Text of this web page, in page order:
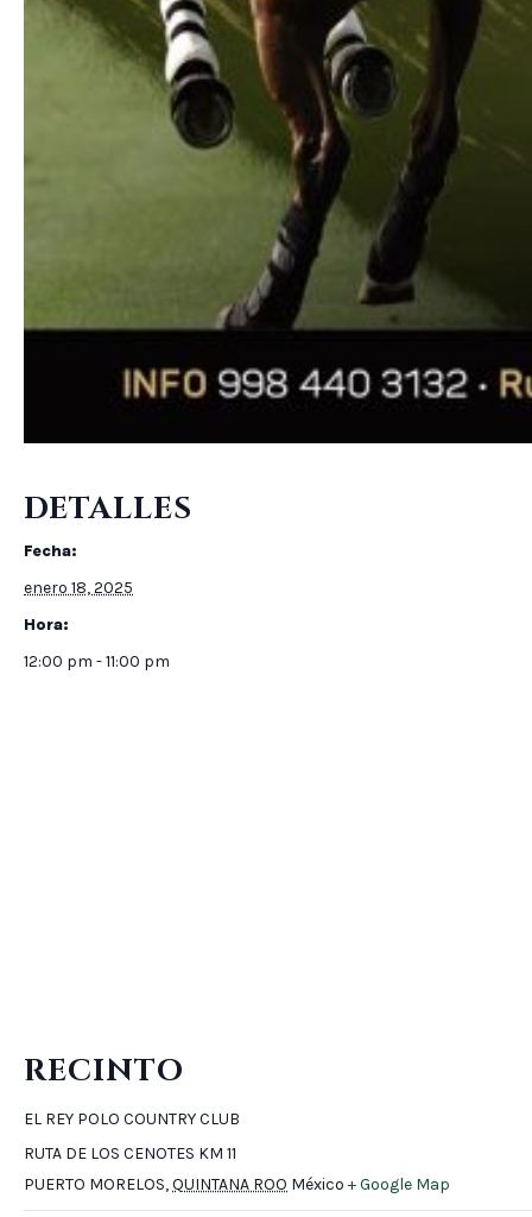
DETALLES
Fecha:
enero 18, 2025
Hora:
12:00 pm - 11:00 pm
RECINTO
EL REY POLO COUNTRY CLUB
RUTA DE LOS CENOTES KM 11
PUERTO MORELOS,QUINTANA ROO México + Google Map